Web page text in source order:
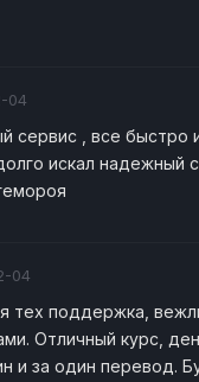
04
сервис , все быстро
искал надежный
04
тех поддержка,
Отличный курс,
и за один перевод.